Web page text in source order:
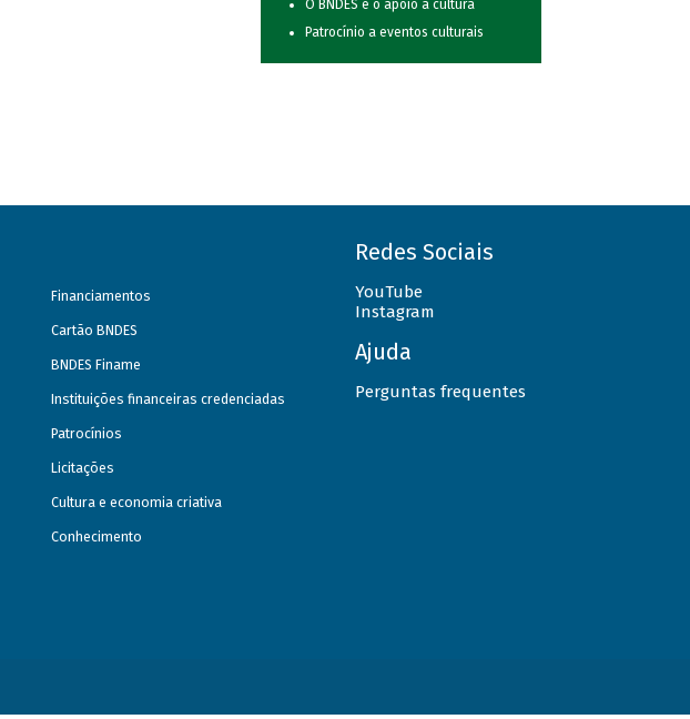
O BNDES e o apoio à cultura
Patrocínio a eventos culturais
Financiamentos
Cartão BNDES
BNDES Finame
Instituições financeiras credenciadas
Patrocínios
Licitações
Cultura e economia criativa
Conhecimento
Redes Sociais
YouTube
Instagram
Ajuda
Perguntas frequentes